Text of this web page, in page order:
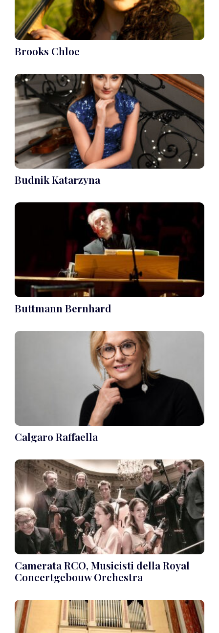
Brooks Chloe
Budnik Katarzyna
Buttmann Bernhard
Calgaro Raffaella
Camerata RCO, Musicisti della Royal
Concertgebouw Orchestra